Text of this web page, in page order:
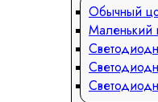
Обычный
Маленький